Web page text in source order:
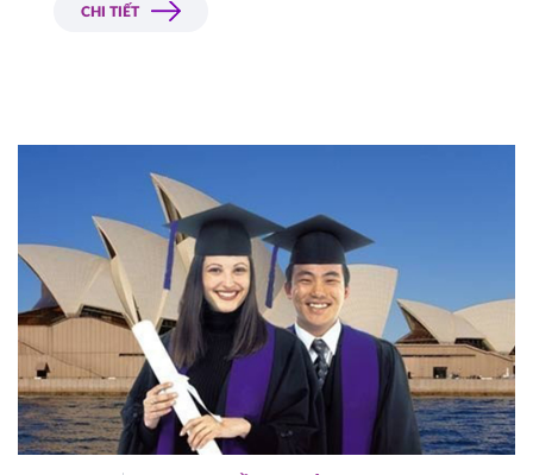
ngành do trường Conestoga đào tạo và đặc biệt là
CHI TIẾT